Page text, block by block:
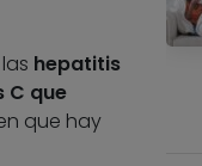
hepatitis
C que
que hay